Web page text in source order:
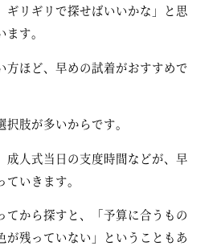
ギリギリで探せばいいかな」と思
す。
方ほど、早めの試着がおすすめで
肢が多いからです。
成人式当日の支度時間などが、早
いきます。
てから探すと、「予算に合うもの
が残っていない」ということもあ